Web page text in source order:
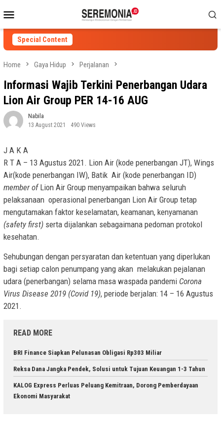
to
contentMenu
Special Content
Home Gaya Hidup Perjalanan
Informasi Wajib Terkini Penerbangan Udara
Lion Air Group PER 14-16 AUG
Nabila
13 August 2021
490 Views
J A K A
R T A – 13 Agustus 2021. Lion Air (kode penerbangan JT), Wings
Air(kode penerbangan IW), Batik Air (kode penerbangan ID)
member ofLion Air Group menyampaikan bahwa seluruh
pelaksanaan operasional penerbangan Lion Air Group tetap
mengutamakan faktor keselamatan, keamanan, kenyamanan
(safety first) serta dijalankan sebagaimana pedoman protokol
kesehatan.
Sehubungan dengan persyaratan dan ketentuan yang diperlukan
bagi setiap calon penumpang yang akan melakukan pejalanan
udara (penerbangan) selama masa waspada pandemi Corona
Virus Disease 2019 (Covid 19), periode berjalan: 14 – 16 Agustus
2021.
READ MORE
BRI Finance Siapkan Pelunasan Obligasi Rp303 Miliar
Reksa Dana Jangka Pendek, Solusi untuk Tujuan Keuangan 1-3 Tahun
KALOG Express Perluas Peluang Kemitraan, Dorong Pemberdayaan
Ekonomi Masyarakat